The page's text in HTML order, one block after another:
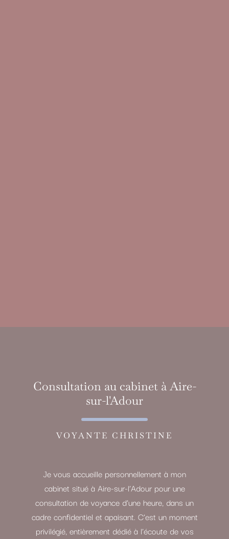
Consultation au cabinet à Aire-
sur-l'Adour
VOYANTE CHRISTINE
Je vous accueille personnellement à mon
cabinet situé à Aire-sur-l’Adour pour une
consultation de voyance d’une heure, dans un
cadre confidentiel et apaisant. C’est un moment
privilégié, entièrement dédié à l’écoute de vos